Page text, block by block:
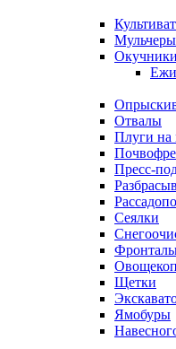
Мульчеры
Ежи
Отвалы
Плуги на
Пресс-
Сеялки
Щетки
Ямобуры